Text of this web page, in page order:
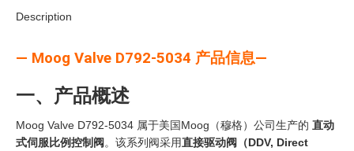
Description
— Moog Valve D792-5034 产品信息—
一、产品概述
Moog Valve D792-5034 属于美国Moog（穆格）公司生产的 直动
式伺服比例控制阀 。该系列阀采用直接驱动阀（DDV, Direct